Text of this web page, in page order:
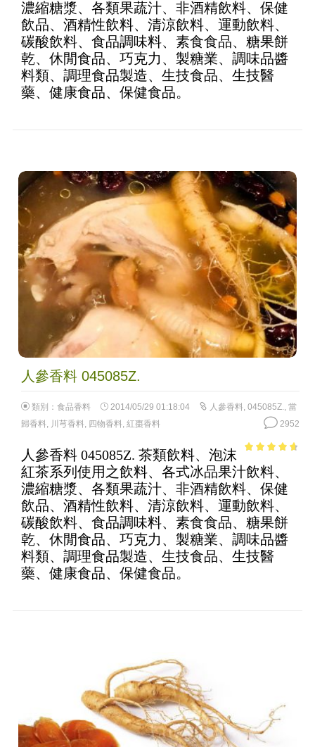
濃縮糖漿、各類果蔬汁、非酒精飲料、保健
飲品、酒精性飲料、清涼飲料、運動飲料、
碳酸飲料、食品調味料、素食食品、糖果餅
乾、休閒食品、巧克力、製糖業、調味品醬
料類、調理食品製造、生技食品、生技醫
藥、健康食品、保健食品。
人參香料 045085Z.
類別： 食品香料 2014/05/29 01:18:04 人參香料 045085Z.
當
歸香料
川芎香料 四物香料 紅棗香料 2952
5
人參香料 045085Z. 茶類飲料、泡沫
紅茶系列使用之飲料、各式冰品果汁飲料、
濃縮糖漿、各類果蔬汁、非酒精飲料、保健
飲品、酒精性飲料、清涼飲料、運動飲料、
碳酸飲料、食品調味料、素食食品、糖果餅
乾、休閒食品、巧克力、製糖業、調味品醬
料類、調理食品製造、生技食品、生技醫
藥、健康食品、保健食品。